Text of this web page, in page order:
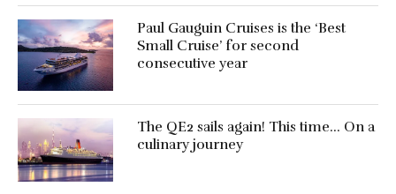
Paul Gauguin Cruises is the ‘Best
Small Cruise’ for second
consecutive year
The QE2 sails again! This time… On a
culinary journey